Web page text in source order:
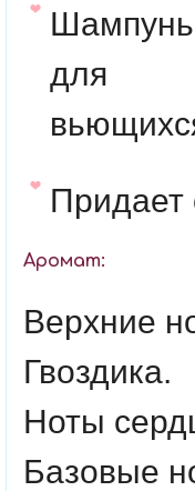
Шампунь
для
Придает
Аромат:
Верхние
Гвоздика.
Ноты
Базовые